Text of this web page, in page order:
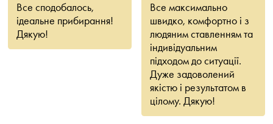
Все сподобалось,
ідеальне прибирання!
Дякую!
Все максимально
швидко, комфортно і з
людяним ставленням та
індивідуальним
підходом до ситуації.
Дуже задоволений
якістю і результатом в
цілому. Дякую!